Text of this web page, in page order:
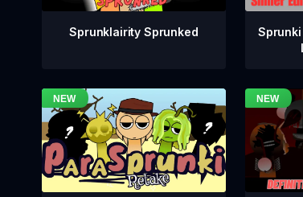
Sprunklairity Sprunked